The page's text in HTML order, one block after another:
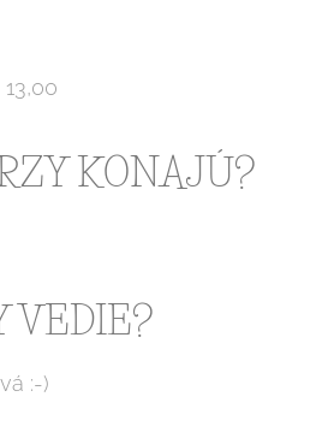
KONAJÚ?
VEDIE?
:-)